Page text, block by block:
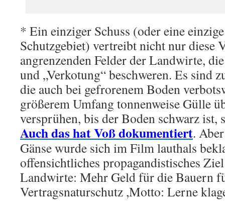
* Ein einziger Schuss (oder eine
Schutzgebiet) vertreibt nicht nur diese
angrenzenden Felder der Landwirte,
und „Verkotung“ beschweren. Es sind
die auch bei gefrorenem Boden
größerem Umfang tonnenweise Gülle
versprühen, bis der Boden schwarz ist,
Auch das hat Voß dokumentiert.
Gänse wurde sich im Film lauthals
offensichtliches propagandistisches
Landwirte: Mehr Geld für die Bauern
Vertragsnaturschutz ,Motto: Lerne